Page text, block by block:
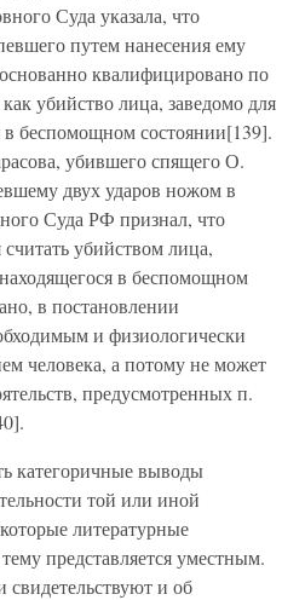
Суда указала, что
путем нанесения ему
квалифицировано по
убийство лица, заведомо для
беспомощном состоянии[139].
убившего спящего О.
двух ударов ножом в
Суда РФ признал, что
убийством лица,
в беспомощном
в постановлении
и физиологически
человека, а потому не может
предусмотренных п.
категоричные выводы
той или иной
литературные
представляется уместным.
и об